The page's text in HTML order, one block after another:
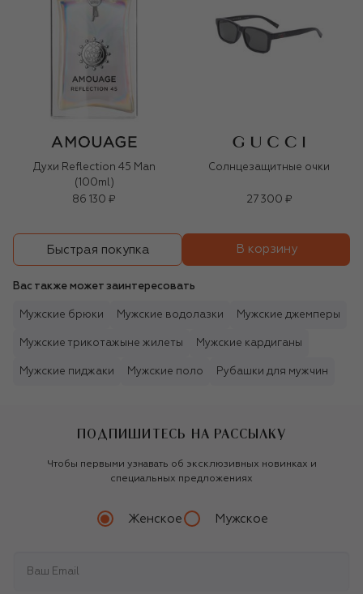
Духи Reflection 45 Man
(100ml)
86 130 ₽
Солнцезащитные очки
27 300 ₽
Быстрая покупка В корзину
Вас также может заинтересовать
Мужские брюки Мужские водолазки Мужские джемперы
Мужские трикотажыне жилеты Мужские кардиганы
Мужские пиджаки Мужские поло Рубашки для мужчин
ПОДПИШИТЕСЬ НА РАССЫЛКУ
Чтобы первыми узнавать об эксклюзивных новинках и
специальных предложениях
Женское Мужское